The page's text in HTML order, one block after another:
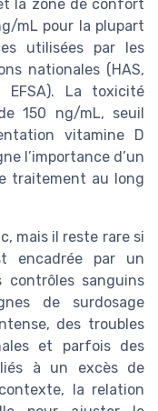
la zone de confort
mL pour la plupart
utilisées par les
nationales (HAS,
EFSA). La toxicité
150 ng/mL, seuil
vitamine D
l’importance d’un
traitement au long
mais il reste rare si
encadrée par un
sanguins
de surdosage
des troubles
et parfois des
à un excès de
la relation